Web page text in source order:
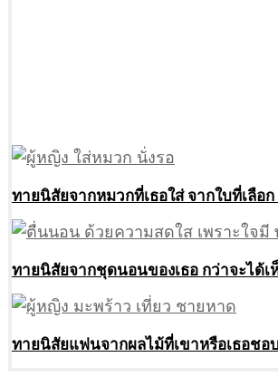
ทายนิสัยจากหมวกที่เธอใส่ จากใบที่เลือ
ทายนิสัยจากชุดนอนของเธอ กว่าจะได้
ทายนิสัยแฟนจากผลไม้ที่เขาหรือเธอชอ